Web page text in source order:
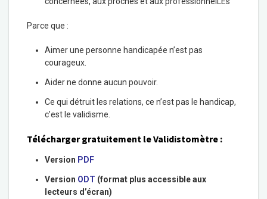
Parce que :
Aimer une personne handicapée n’est pas
courageux.
Aider ne donne aucun pouvoir.
Ce qui détruit les relations, ce n’est pas le handicap,
c’est le validisme.
Télécharger gratuitement le Validistomètre :
Version PDF
Version ODT (format plus accessible aux
lecteurs d’écran)